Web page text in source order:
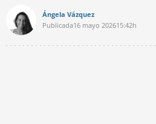
Ángela Vázquez
Publicada16 mayo 202615:42h